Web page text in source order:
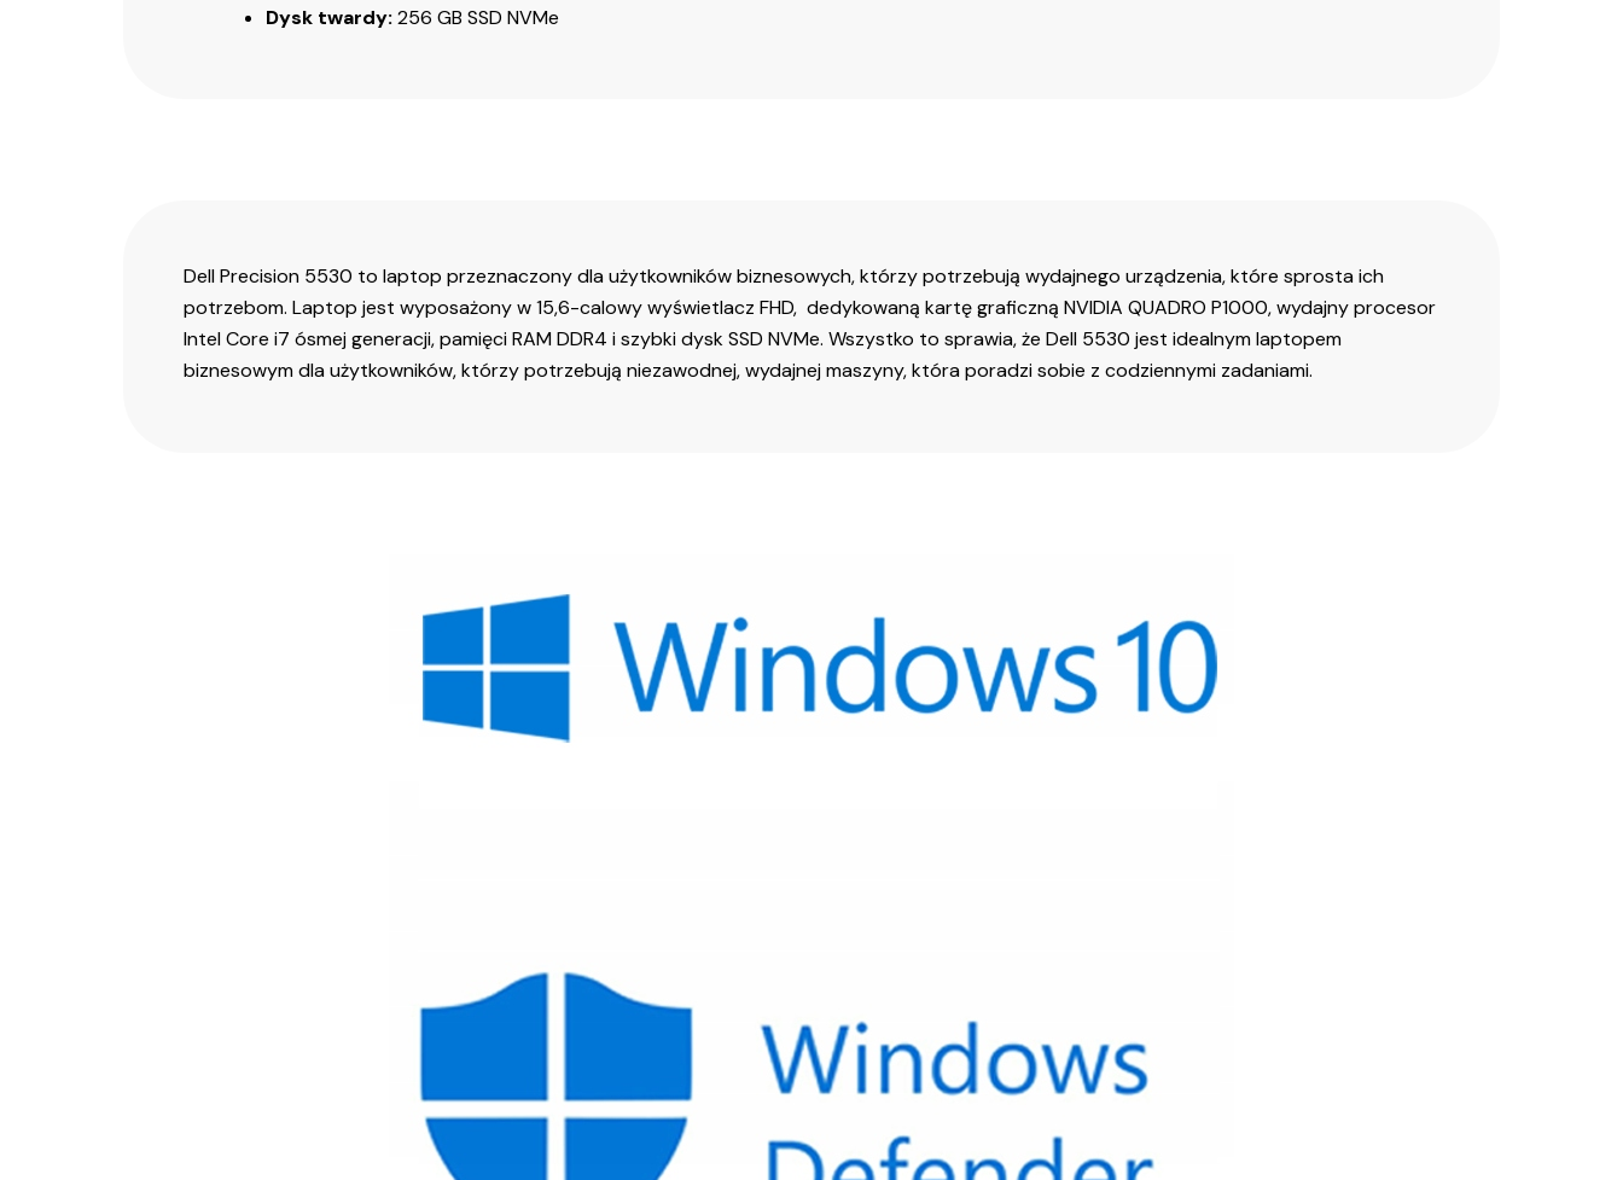
Dysk twardy:256 GB SSD NVMe
Dell Precision 5530 to laptop przeznaczony dla użytkowników biznesowych, którzy potrzebują wydajnego urządzenia, które sprosta ich
potrzebom. Laptop jest wyposażony w 15,6-calowy wyświetlacz FHD, dedykowaną kartę graficzną NVIDIA QUADRO P1000, wydajny procesor
Intel Core i7 ósmej generacji, pamięci RAM DDR4 i szybki dysk SSD NVMe. Wszystko to sprawia, że ​​Dell 5530 jest idealnym laptopem
biznesowym dla użytkowników, którzy potrzebują niezawodnej, wydajnej maszyny, która poradzi sobie z codziennymi zadaniami.